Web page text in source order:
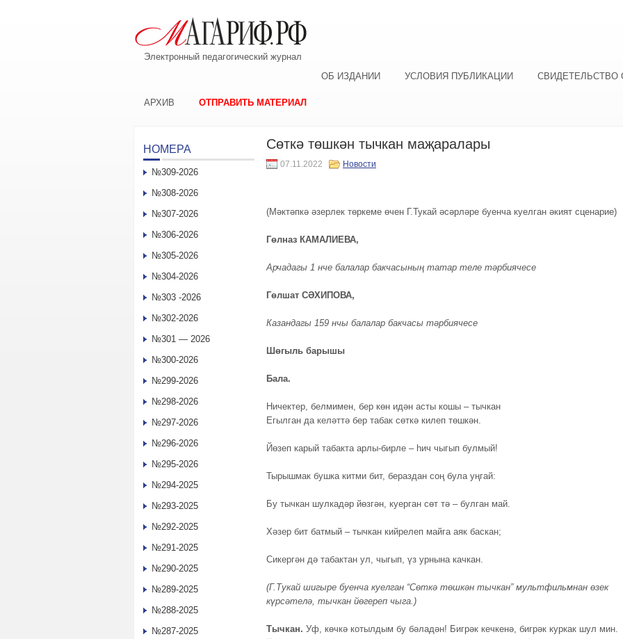
Электронный педагогический журнал
ОБ ИЗДАНИИ
УСЛОВИЯ ПУБЛИКАЦИИ СВИДЕТЕЛЬСТВО
АРХИВ ОТПРАВИТЬ МАТЕРИАЛ
Сөткә төшкән тычкан маҗаралары
07.11.2022 Новости
(Мәктәпкә әзерлек төркеме өчен Г.Тукай әсәрләре буенча куелган әкият сценарие)
Гөлназ КАМАЛИЕВА,
Арчадагы 1 нче балалар бакчасының татар теле тәрбиячесе
Гөлшат СӘХИПОВА,
Казандагы 159 нчы балалар бакчасы тәрбиячесе
Шөгыль барышы
Бала.
Ничектер, белмимен, бер көн идән асты кошы – тычкан
Егылган да келәттә бер табак сөткә килеп төшкән.
Йөзеп карый табакта арлы-бирле – һич чыгып булмый!
Тырышмак бушка китми бит, бераздан соң була уңгай:
Бу тычкан шулкадәр йөзгән, куерган сөт тә – булган май.
Хәзер бит батмый – тычкан кийрелеп майга аяк баскан;
Сикергән дә табактан ул, чыгып, үз урнына качкан.
(Г.Тукай шигыре буенча куелган “Сөткә төшкән тычкан” мультфильмнан өзек
күрсәтелә, тычкан йөгереп чыга.)
Тычкан. Уф, көчкә котылдым бу бәладән! Бигрәк кечкенә, бигрәк куркак шул мин.
НОМЕРА
№309-2026
№308-2026
№307-2026
№306-2026
№305-2026
№304-2026
№303 -2026
№302-2026
№301 — 2026
№300-2026
№299-2026
№298-2026
№297-2026
№296-2026
№295-2026
№294-2025
№293-2025
№292-2025
№291-2025
№290-2025
№289-2025
№288-2025
№287-2025